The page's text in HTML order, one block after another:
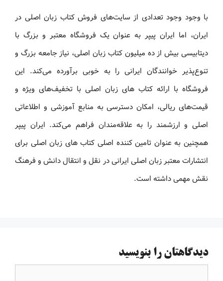
با وجود وجود تعدادی از سایت‌های فروش کتاب زبان اصلی در
ایران، اما ایران پیپر به عنوان یک فروشگاه معتبر و بزرگ با
دیتابیسی بیش از ده میلیون کتاب زبان اصلی، نیاز جامعه بزرگ و
تنوع‌پذیر خوانندگان ایرانی را به خوبی برآورده می‌کند. این
فروشگاه با ارائه کتاب های زبان اصلی با تخفیف‌های ویژه و
قیمت‌های ریالی، امکان دسترسی به منابع آموزشی و اطلاعاتی
اصلی و ارزشمند را به علاقه‌مندان فراهم می‌کند. ایران پیپر
همچنین به عنوان تامین کننده اصلی کتاب های زبان اصلی برای
انتشارات معتبر زبان اصلی ایرانی در نقل و انتقال دانش و فرهنگ
نقش مهمی داشته است.
دیدگاهتان را بنویسید